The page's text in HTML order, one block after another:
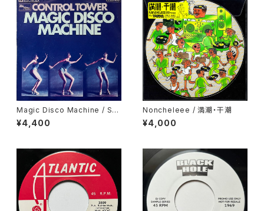
Magic Disco Machine / Scr
atchin'
¥4,400
Noncheleee / 満潮・干潮
¥4,000